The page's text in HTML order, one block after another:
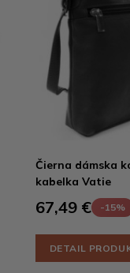
Čierna dámska
kabelka Vatie
67,49 € -15%
DETAIL